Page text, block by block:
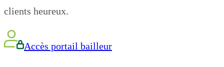
clients heureux.
Accès portail bailleur